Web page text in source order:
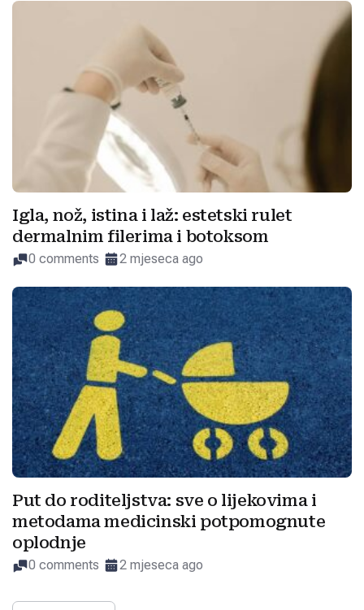
Igla, nož, istina i laž: estetski rulet
dermalnim filerima i botoksom
0 comments 2 mjeseca ago
Put do roditeljstva: sve o lijekovima i
metodama medicinski potpomognute
oplodnje
0 comments 2 mjeseca ago